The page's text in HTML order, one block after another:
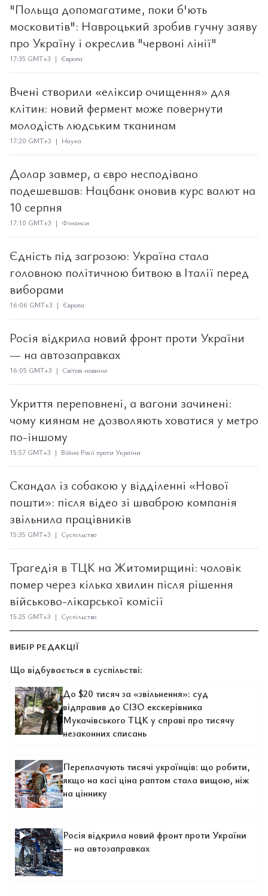
"Польща допомагатиме, поки б'ють
московитів": Навроцький зробив гучну заяву
про Україну і окреслив "червоні лінії"
17:35 GMT+3 | Європа
Вчені створили «еліксир очищення» для
клітин: новий фермент може повернути
молодість людським тканинам
17:20 GMT+3 | Наука
Долар завмер, а євро несподівано
подешевшав: Нацбанк оновив курс валют на
10 серпня
17:10 GMT+3 | Фінанси
Єдність під загрозою: Україна стала
головною політичною битвою в Італії перед
виборами
16:06 GMT+3 | Європа
Росія відкрила новий фронт проти України
— на автозаправках
16:05 GMT+3 | Світові новини
Укриття переповнені, а вагони зачинені:
чому киянам не дозволяють ховатися у метро
по-іншому
15:57 GMT+3 | Війна Росії проти України
Скандал із собакою у відділенні «Нової
пошти»: після відео зі шваброю компанія
звільнила працівників
15:35 GMT+3 | Суспільство
Трагедія в ТЦК на Житомирщині: чоловік
помер через кілька хвилин після рішення
військово-лікарської комісії
15:25 GMT+3 | Суспільство
ВИБІР РЕДАКЦІЇ
Що відбувається в суспільстві:
До $20 тисяч за «звільнення»: суд
відправив до СІЗО екскерівника
Мукачівського ТЦК у справі про тисячу
незаконних списань
Переплачують тисячі українців: що робити,
якщо на касі ціна раптом стала вищою, ніж
на ціннику
Росія відкрила новий фронт проти України
— на автозаправках